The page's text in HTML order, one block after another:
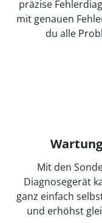
präzise
mit genauen
du alle
Mit den
Diagnosegerät
ganz einfach
und erhöhst